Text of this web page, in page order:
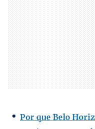
Por que Belo